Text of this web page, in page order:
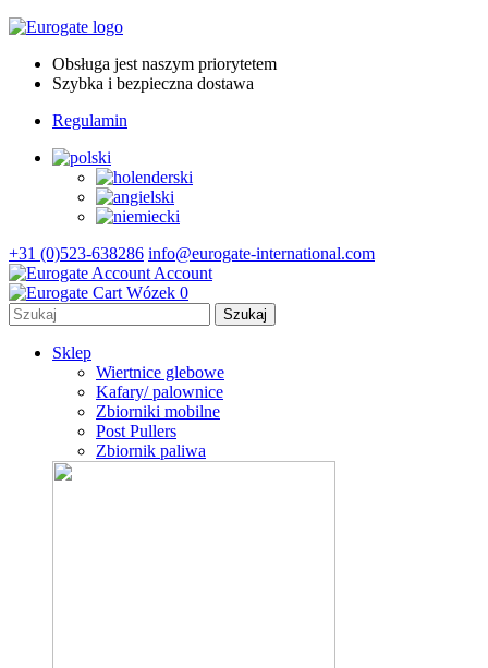
Obsługa jest naszym priorytetem
Szybka i bezpieczna dostawa
Regulamin
+31 (0)523-638286 info@eurogate-international.com
Account
Wózek 0
Sklep
Wiertnice glebowe
Kafary/ palownice
Zbiorniki mobilne
Post Pullers
Zbiornik paliwa